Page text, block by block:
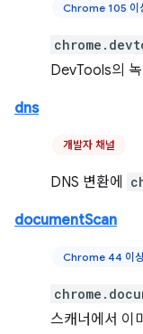
Chrome 105 이
DevTools의
dns
개발자 채널
DNS 변환에
documentScan
Chrome 44 이
스캐너에서 이